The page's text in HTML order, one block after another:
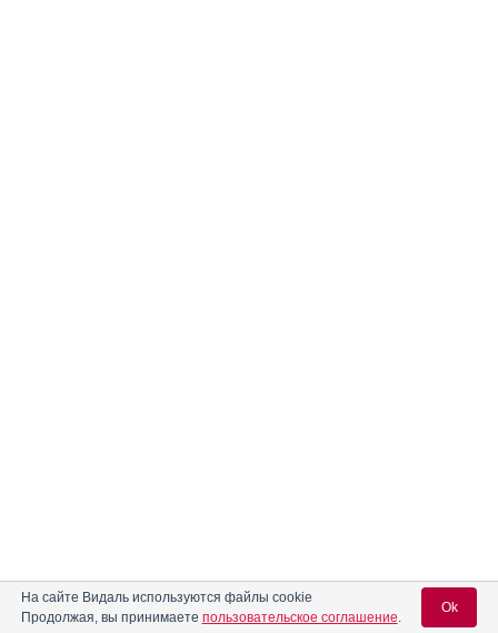
На сайте Видаль используются файлы cookie
Продолжая, вы принимаете пользовательское соглашение.
Ok